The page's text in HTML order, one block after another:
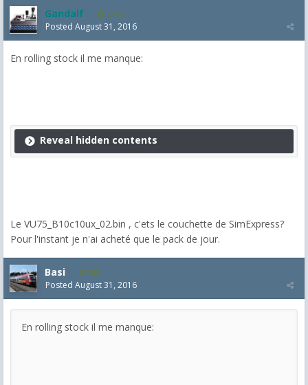
Gandalf 2,463
Posted August 31, 2016
En rolling stock il me manque:
Reveal hidden contents
Le VU75_B10c10ux_02.bin , c'ets le couchette de SimExpress?
Pour l'instant je n'ai acheté que le pack de jour.
Basi 158
Posted August 31, 2016
En rolling stock il me manque: